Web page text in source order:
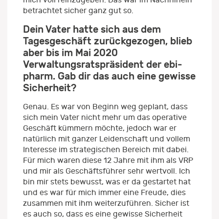
betrachtet sicher ganz gut so.
Dein Vater hatte sich aus dem
Tagesgeschäft zurückgezogen, blieb
aber bis im Mai 2020
Verwaltungsratspräsident der ebi-
pharm. Gab dir das auch eine gewisse
Sicherheit?
Genau. Es war von Beginn weg geplant, dass
sich mein Vater nicht mehr um das operative
Geschäft kümmern möchte, jedoch war er
natürlich mit ganzer Leidenschaft und vollem
Interesse im strategischen Bereich mit dabei.
Für mich waren diese 12 Jahre mit ihm als VRP
und mir als Geschäftsführer sehr wertvoll. Ich
bin mir stets bewusst, was er da gestartet hat
und es war für mich immer eine Freude, dies
zusammen mit ihm weiterzuführen. Sicher ist
es auch so, dass es eine gewisse Sicherheit